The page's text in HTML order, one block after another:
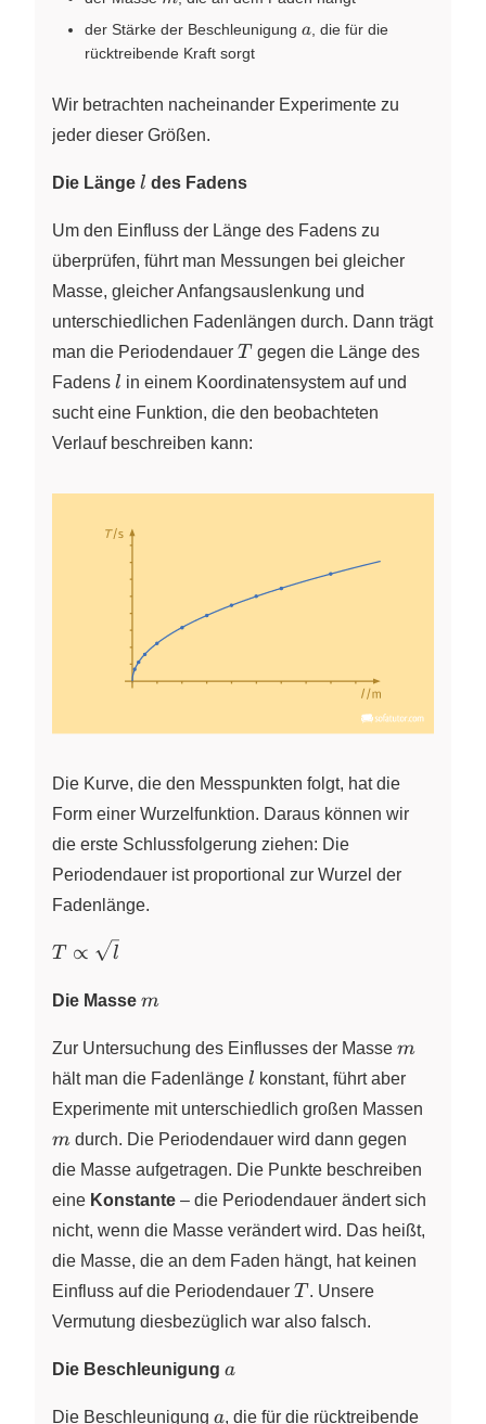
der Stärke der Beschleunigung a
a, die für die
rücktreibende Kraft sorgt
Wir betrachten nacheinander Experimente zu
jeder dieser Größen.
Die Länge l
l des Fadens
Um den Einfluss der Länge des Fadens zu
überprüfen, führt man Messungen bei gleicher
Masse, gleicher Anfangsauslenkung und
unterschiedlichen Fadenlängen durch. Dann trägt
man die Periodendauer T
T gegen die Länge des
Fadens l
l in einem Koordinatensystem auf und
sucht eine Funktion, die den beobachteten
Verlauf beschreiben kann:
Die Kurve, die den Messpunkten folgt, hat die
Form einer Wurzelfunktion. Daraus können wir
die erste Schlussfolgerung ziehen: Die
Periodendauer ist proportional zur Wurzel der
Fadenlänge.
T
\sqrt{l}
T ∝ l
Die Masse m
m
Zur Untersuchung des Einflusses der Masse m
m
hält man die Fadenlänge l
l konstant, führt aber
Experimente mit unterschiedlich großen Massen
m durch. Die Periodendauer wird dann gegen
die Masse aufgetragen. Die Punkte beschreiben
eine Konstante – die Periodendauer ändert sich
nicht, wenn die Masse verändert wird. Das heißt,
die Masse, die an dem Faden hängt, hat keinen
Einfluss auf die Periodendauer T
T . Unsere
Vermutung diesbezüglich war also falsch.
Die Beschleunigung a
a
Die Beschleunigung a
a, die für die rücktreibende